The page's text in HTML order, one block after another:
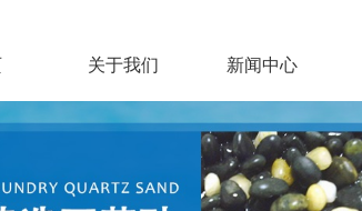
关于我们 新闻中心